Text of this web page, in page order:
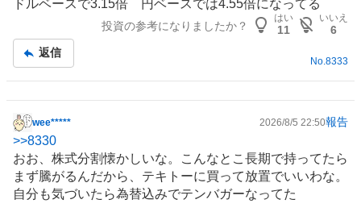
事ドルベースで3.15倍 円ベースでは4.55倍になってる
投資の参考になりましたか？
はい
11
いいえ
6
返信
No. 8333
掲
示
板
記
事
wee***** 2026/8/5 22:50報告
>>8330
おお、株式分割懐かしいな。こんなとこ長期で持ってたら
まず騰がるんだから、テキトーに買って放置でいいわな。
自分も気づいたら為替込みでテンバガーなってた